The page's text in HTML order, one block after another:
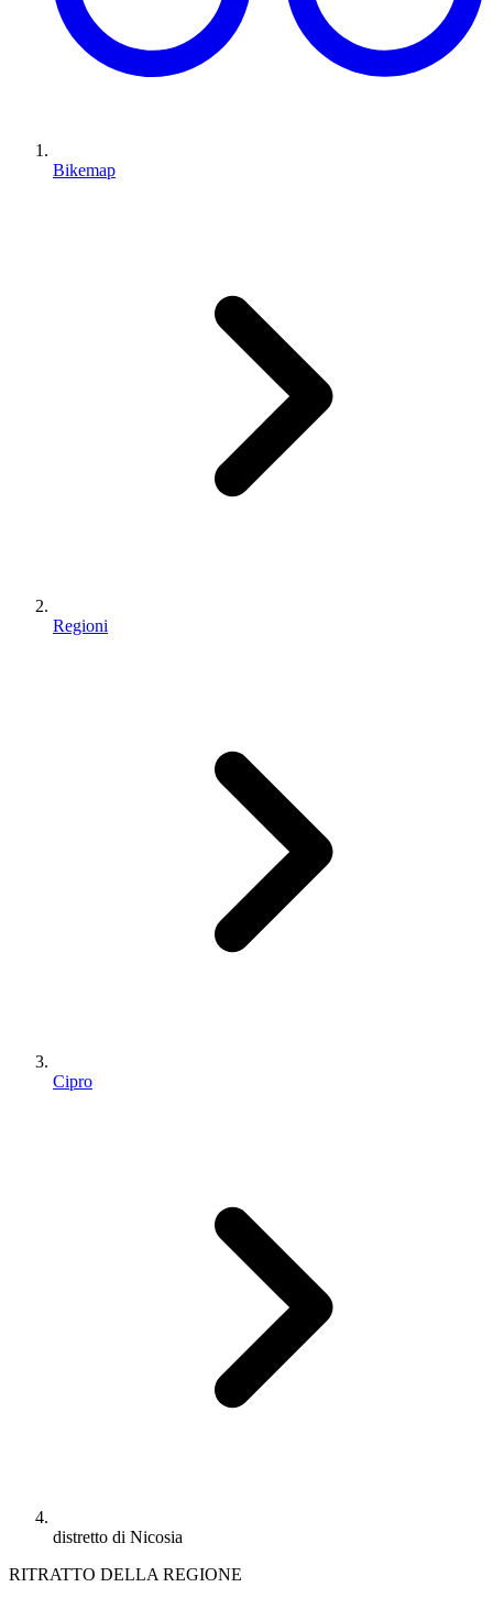
Bikemap
Regioni
Cipro
distretto di Nicosia
RITRATTO DELLA REGIONE